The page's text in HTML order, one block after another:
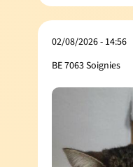
02/08/2026 - 14:56
BE 7063 Soignies